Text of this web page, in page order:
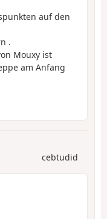
auf den
.
Mouxy ist
am Anfang
cebtudid